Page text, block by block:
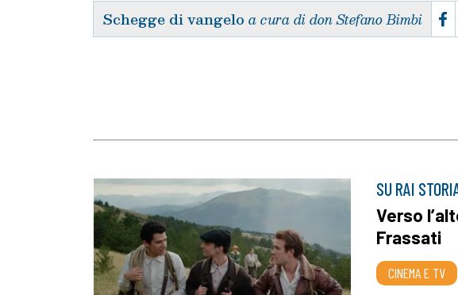
Schegge di vangelo a cura di don Stefano Bimbi
SU RAI
Verso
Frassati
CINEMA E TV